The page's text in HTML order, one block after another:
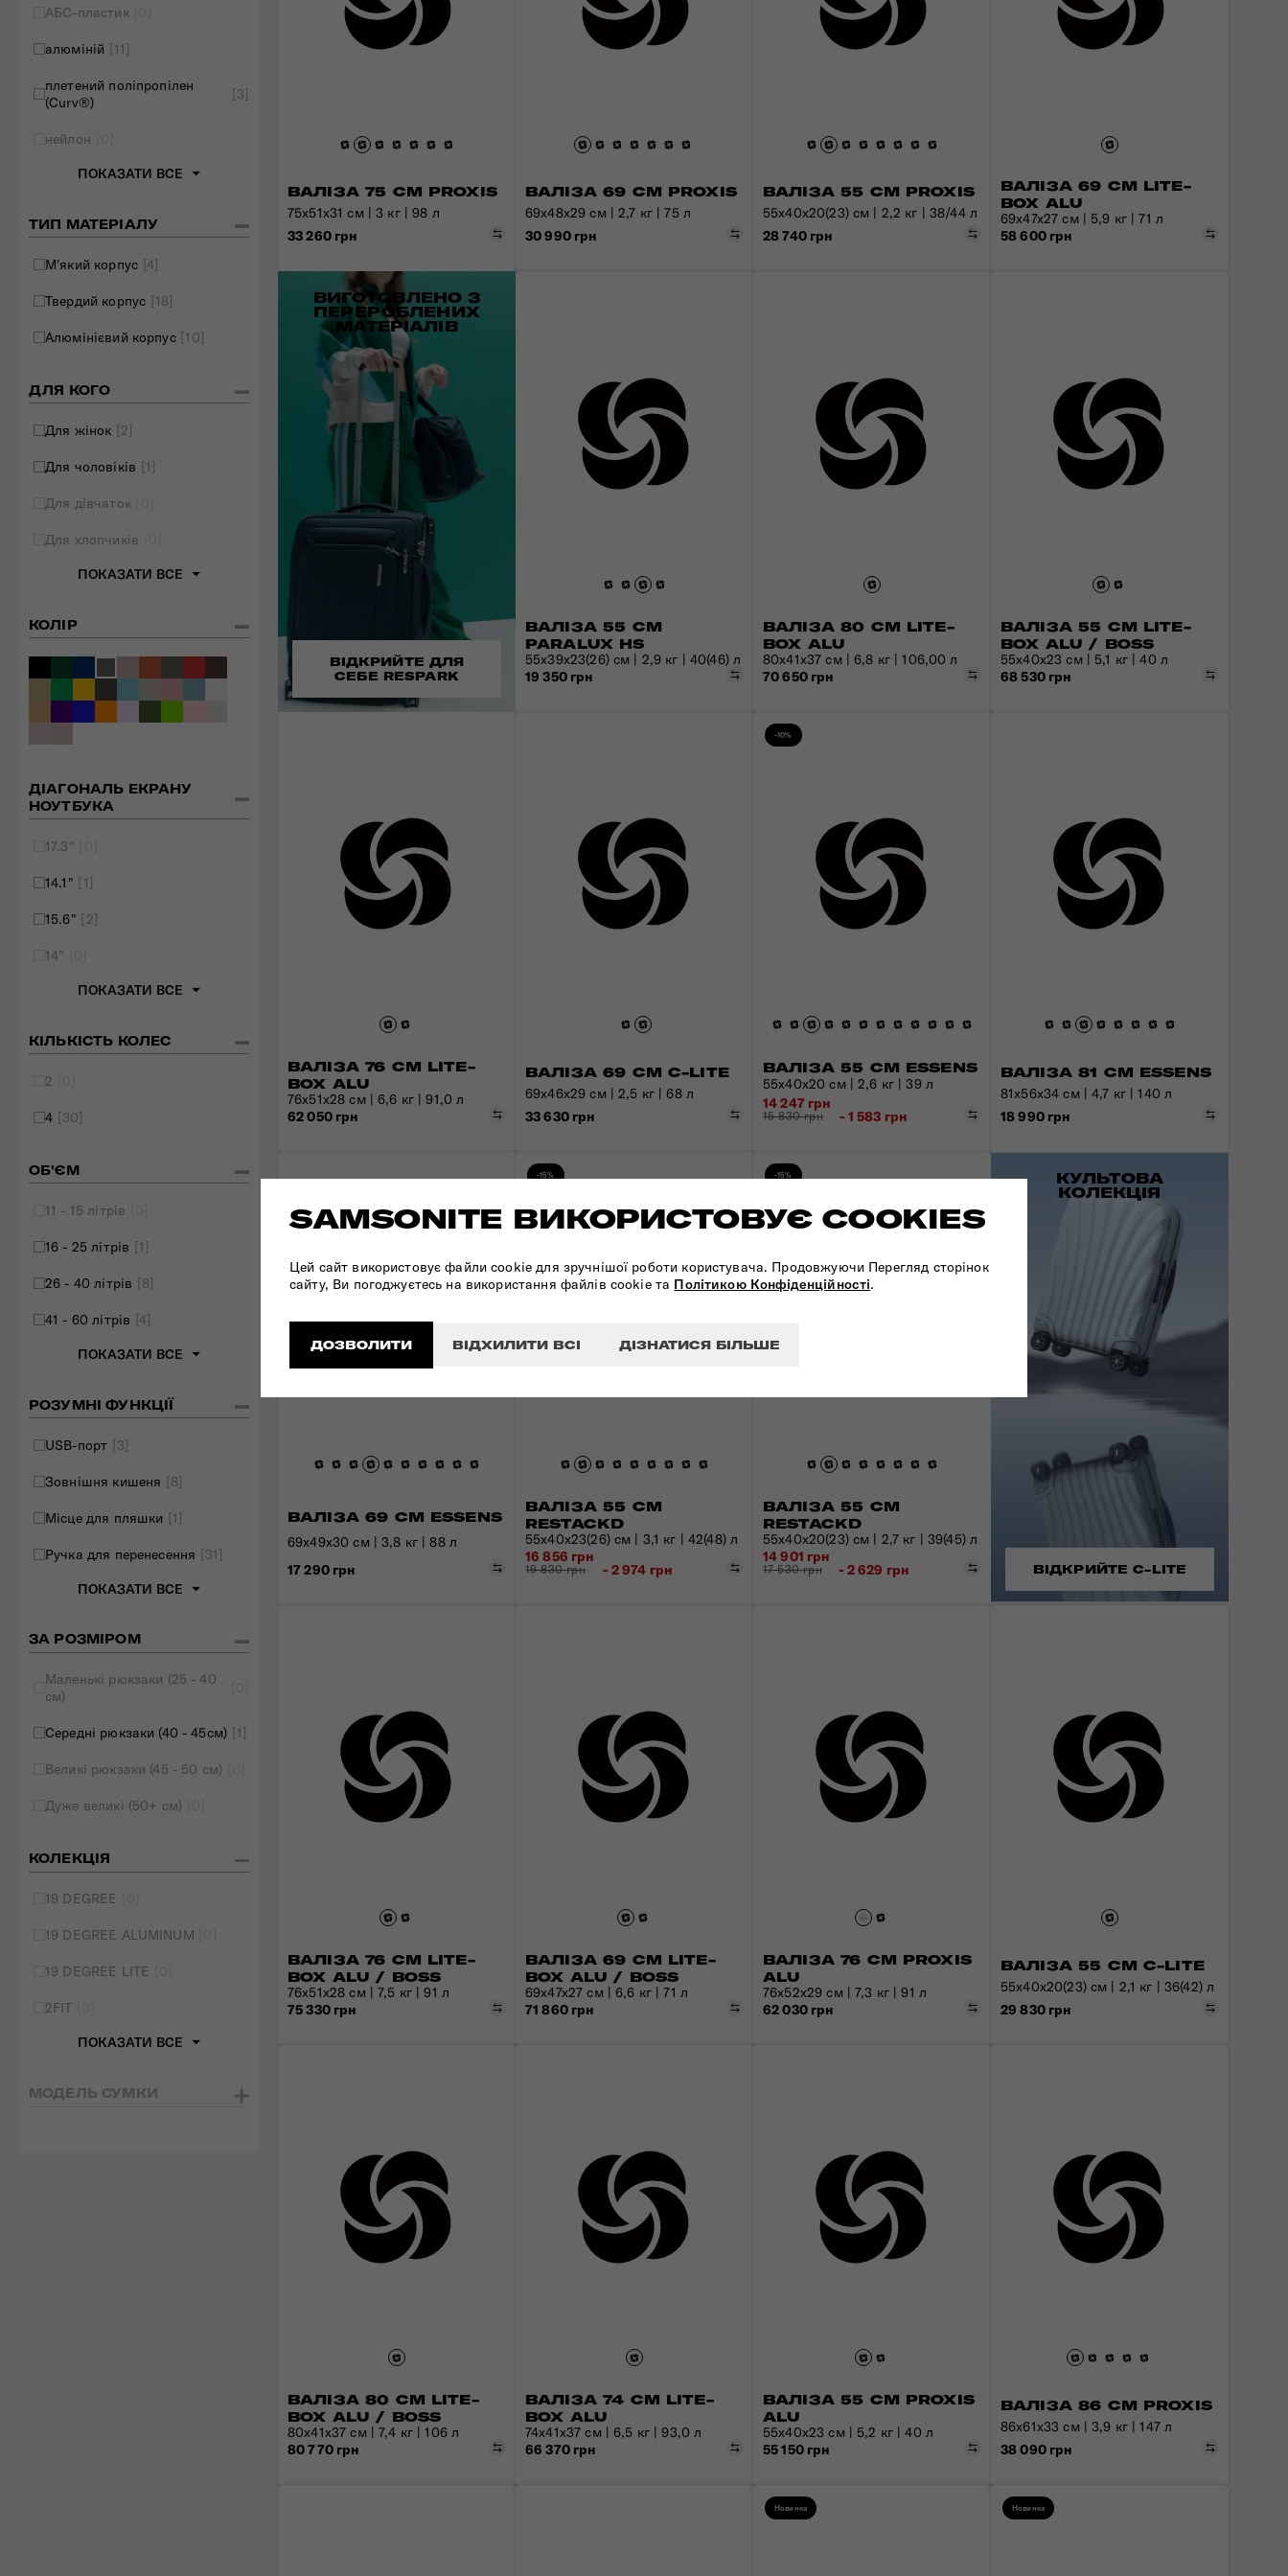
Складані сумки
Дивитись все
SAMSONITE ВИКОРИСТОВУЄ COOKIES
Цей сайт використовує файли cookie для зручнішої роботи користувача. Продовжуючи Перегляд сторінок
сайту, Ви погоджуєтесь на використання файлів cookie та Політикою Конфіденційності.
ДОЗВОЛИТИ ВІДХИЛИТИ ВСІ ДІЗНАТИСЯ БІЛЬШЕ
АБС-пластик
алюміній [11]
плетений поліпропілен
(Curv®)
[3]
нейлон
ПОКАЗАТИ ВСЕ
ТИП МАТЕРІАЛУ
М'який корпус [4]
Твердий корпус [18]
Алюмінієвий корпус [10]
ДЛЯ КОГО
Для жінок [2]
Для чоловіків [1]
Для дівчаток
Для хлопчиків
ПОКАЗАТИ ВСЕ
КОЛІР
ДІАГОНАЛЬ ЕКРАНУ
НОУТБУКА
17.3"
14.1" [1]
15.6" [2]
14"
ПОКАЗАТИ ВСЕ
КІЛЬКІСТЬ КОЛЕС
2
4 [30]
МОДЕЛЬ СУМКИ
ОБ'ЄМ
11 - 15 літрів
16 - 25 літрів [1]
26 - 40 літрів [8]
41 - 60 літрів [4]
ПОКАЗАТИ ВСЕ
РОЗУМНІ ФУНКЦІЇ
USB-порт [3]
Зовнішня кишеня [8]
Місце для пляшки [1]
Ручка для перенесення [31]
ПОКАЗАТИ ВСЕ
ЗА РОЗМІРОМ
Маленькі рюкзаки (25 - 40
см)
Середні рюкзаки (40 - 45см) [1]
Великі рюкзаки (45 - 50 см)
Дуже великі (50+ см)
КОЛЕКЦІЯ
19 DEGREE
19 DEGREE ALUMINUM
19 DEGREE LITE
2FIT
ПОКАЗАТИ ВСЕ
ВАЛІЗА 75 СМ PROXIS
Порівняти
75x51x31 см | 3 кг | 98 л
33 260 грн
ВАЛІЗА 69 СМ PROXIS
Порівняти
69x48x29 см | 2,7 кг | 75 л
30 990 грн
ВАЛІЗА 55 СМ PROXIS
Порівняти
55x40x20(23) см | 2,2 кг | 38/44 л
28 740 грн
ВАЛІЗА 69 СМ LITE-
BOX ALU
69x47x27 см | 5,9 кг | 71 л
58 600 грн
ВАЛІЗА 55 СМ
PARALUX HS
Порівняти
55x39x23(26) см | 2,9 кг | 40(46) л
19 350 грн
ВАЛІЗА 80 СМ LITE-
BOX ALU
Порівняти
80x41x37 см | 6,8 кг | 106,00 л
70 650 грн
ВАЛІЗА 55 СМ LITE-
BOX ALU / BOSS
55х40х23 см | 5,1 кг | 40 л
68 530 грн
ВАЛІЗА 76 СМ LITE-
BOX ALU
Порівняти
76x51x28 см | 6,6 кг | 91,0 л
62 050 грн
ВАЛІЗА 69 СМ C-LITE
Порівняти
69x46x29 см | 2,5 кг | 68 л
33 630 грн
-10%
ВАЛІЗА 55 СМ ESSENS
Порівняти
55x40x20 см | 2,6 кг | 39 л
14 247 грн
15 830 грн - 1 583 грн
ВАЛІЗА 81 СМ ESSENS
81x56x34 см | 4,7 кг | 140 л
18 990 грн
ВАЛІЗА 69 СМ ESSENS
Порівняти
69x49x30 см | 3,8 кг | 88 л
17 290 грн
-15%
ВАЛІЗА 55 СМ
RESTACKD
Порівняти
55x40x23(26) см | 3,1 кг | 42(48) л
16 856 грн
19 830 грн - 2 974 грн
-15%
ВАЛІЗА 55 СМ
RESTACKD
Порівняти
55x40x20(23) см | 2,7 кг | 39(45) л
14 901 грн
17 530 грн - 2 629 грн
ВАЛІЗА 76 СМ LITE-
BOX ALU / BOSS
Порівняти
76х51х28 см | 7,5 кг | 91 л
75 330 грн
ВАЛІЗА 69 СМ LITE-
BOX ALU / BOSS
Порівняти
69х47х27 см | 6,6 кг | 71 л
71 860 грн
ВАЛІЗА 76 СМ PROXIS
ALU
Порівняти
76x52x29 см | 7,3 кг | 91 л
62 030 грн
ВАЛІЗА 55 СМ C-LITE
55х40х20(23) см | 2,1 кг | 36(42) л
29 830 грн
ВАЛІЗА 80 СМ LITE-
BOX ALU / BOSS
Порівняти
80x41x37 см | 7,4 кг | 106 л
80 770 грн
ВАЛІЗА 74 СМ LITE-
BOX ALU
Порівняти
74x41x37 см | 6,5 кг | 93,0 л
66 370 грн
ВАЛІЗА 55 СМ PROXIS
ALU
Порівняти
55x40x23 см | 5,2 кг | 40 л
55 150 грн
ВАЛІЗА 86 СМ PROXIS
86x61x33 см | 3,9 кг | 147 л
38 090 грн
Новинка Новинка
ВИГОТОВЛЕНО З
ПЕРЕРОБЛЕНИХ
МАТЕРІАЛІВ
ВІДКРИЙТЕ ДЛЯ
СЕБЕ RESPARK
КУЛЬТОВА
КОЛЕКЦІЯ
ВІДКРИЙТЕ C-LITE